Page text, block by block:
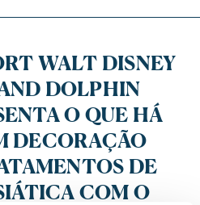
WALT DISNEY
DOLPHIN
O QUE HÁ
DECORAÇÃO
DE
COM O